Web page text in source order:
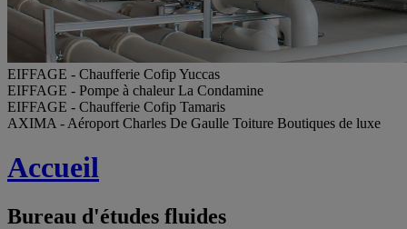
EIFFAGE - Chaufferie Cofip Yuccas
EIFFAGE - Pompe à chaleur La Condamine
EIFFAGE - Chaufferie Cofip Tamaris
AXIMA - Aéroport Charles De Gaulle Toiture Boutiques de luxe
Accueil
Bureau d'études fluides